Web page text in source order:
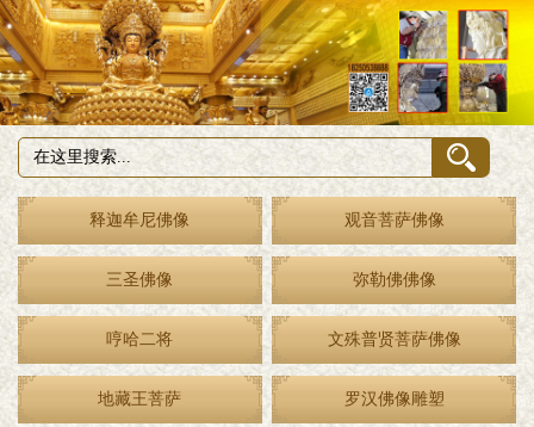
释迦牟尼佛像 观音菩萨佛像
三圣佛像 弥勒佛佛像
哼哈二将 文殊普贤菩萨佛像
地藏王菩萨 罗汉佛像雕塑